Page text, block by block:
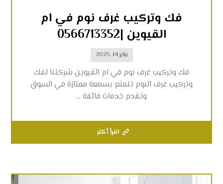
فك وتركيب غرف نوم في ام
القيوين |0566713352
يناير 14, 2025
فك وتركيب غرف نوم في ام القيوين شركتنا لفك
وتركيب غرف النوم تتمتع بسمعة ممتازة في السوق
وتقدم خدمات فائقة ...
اقرأ أكثر